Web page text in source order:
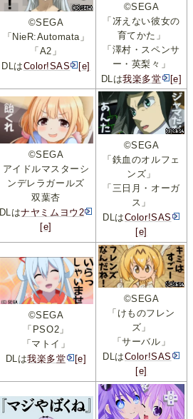
©SEGA
「NieR:Automata」
「A2」
DLはColor!SAS [e]
©SEGA
「冴えない彼女の
育てかた」
「澤村・スペンサ
ー・英梨々」
DLは我楽多堂 [e]
©SEGA
アイドルマスターシ
ンデレラガールズ
双葉杏
DLはナヤミムヨウ2
[e]
©SEGA
「鉄血のオルフェ
ンズ」
「三日月・オーガ
ス」
DLはColor!SAS
[e]
©SEGA
「PSO2」
「マトイ」
DLは我楽多堂 [e]
©SEGA
「けものフレン
ズ」
「サーバル」
DLはColor!SAS
[e]